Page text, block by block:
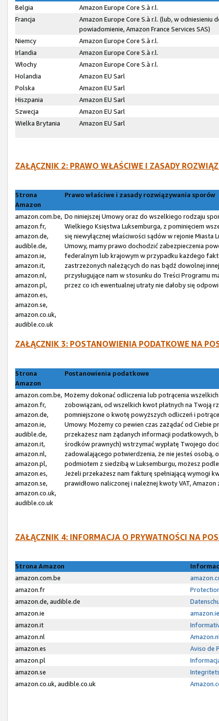
Belgia
Amazon Europe Core S.à r.l.
Francja
Amazon Europe Core S.à r.l. (lub, w
powiadomienie, Amazon France Services SAS)
Niemcy
Amazon Europe Core S.à r.l.
Irlandia
Amazon Europe Core S.à r.l.
Włochy
Amazon Europe Core S.à r.l.
Holandia
Amazon EU Sarl
Polska
Amazon EU Sarl
Hiszpania
Amazon EU Sarl
Szwecja
Amazon EU Sarl
Wielka Brytania
Amazon EU Sarl
ZAŁĄCZNIK 2: PRAWO WŁAŚCIWE I ZASADY
Strona
Amazon
Prawo właściwe i zasady rozwiązywania sporów
amazon.com.be,
amazon.fr,
amazon.de,
audible.de,
amazon.ie,
amazon.it,
amazon.nl,
amazon.pl,
amazon.es,
amazon.se,
amazon.co.uk,
audible.co.uk
Do niniejszej Umowy oraz do wszelkiego rodzaju
Wielkiego Księstwa Luksemburga, z pominięciem
się niewyłącznej właściwości sądów w rejonie
Umowy, mamy prawo dochodzić zabezpieczenia
federalnym lub krajowym w przypadku każdego
zastrzeżonych należących do nas bądź dowolnej
przysługujące nam w stosunku do Treści Programu
przez co ich ewentualnej utraty nie dałoby się
ZAŁĄCZNIK 3: POSTANOWIENIA PODATKOWE NA
Strona
Amazon
Postanowienia podatkowe
amazon.com.be,
amazon.fr,
amazon.de,
amazon.ie,
audible.de,
amazon.it,
amazon.nl,
amazon.pl,
amazon.es,
amazon.se,
amazon.co.uk,
audible.co.uk
Możemy dokonać odliczenia lub potrącenia
zobowiązani, od wszelkich kwot płatnych na Twoją
pomniejszone o kwotę powyższych odliczeń i
Umowy. Możemy co pewien czas zażądać od Ciebie
przekażesz nam żądanych informacji podatkowych,
środków prawnych) wstrzymać wypłatę Twojego
zadowalającego potwierdzenia, że nie jesteś
podmiotem z siedzibą w Luksemburgu, możesz
Jeżeli przekażesz nam fakturę spełniającą wymogi
prawidłowo naliczonej i należnej kwoty VAT,
ZAŁĄCZNIK 4: INFORMACJA O PRYWATNOŚCI NA
Strona Amazon
amazon.com.be
amazon.fr
amazon.de, audible.de
amazon.ie
amazon.it
amazon.nl
amazon.es
Aviso de
amazon.pl
amazon.se
amazon.co.uk, audible.co.uk